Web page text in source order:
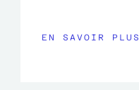
EN SAVOIR PLUS